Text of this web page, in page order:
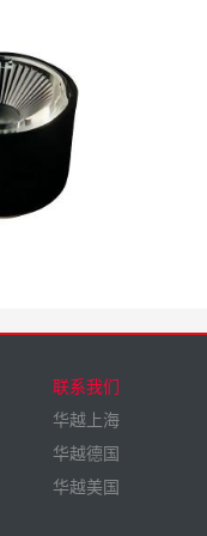
联系我们
华越上海
华越德国
华越美国